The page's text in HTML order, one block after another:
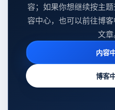
容；如果你想继续按主
容中心，也可以前往博
文章
内容
博客